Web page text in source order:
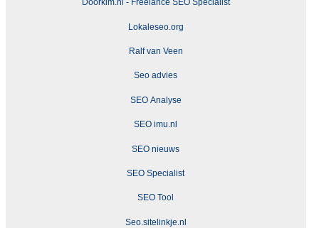
Doorkim.nl - Freelance SEO Specialist
Lokaleseo.org
Ralf van Veen
Seo advies
SEO Analyse
SEO imu.nl
SEO nieuws
SEO Specialist
SEO Tool
Seo.sitelinkje.nl